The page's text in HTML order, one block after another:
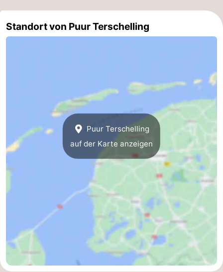
Kontakt
Standort von Puur Terschelling
Puur Terschelling
auf der Karte anzeigen